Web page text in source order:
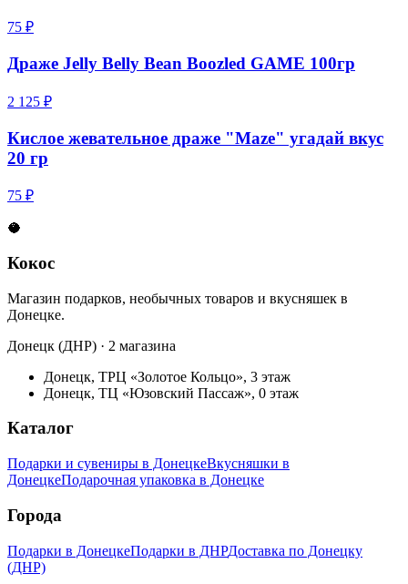
75 ₽
Драже Jelly Belly Bean Boozled GAME 100гр
2 125 ₽
Кислое жевательное драже "Maze" угадай вкус
20 гр
75 ₽
🥥
Кокос
Магазин подарков, необычных товаров и вкусняшек в
Донецке.
Донецк (ДНР) · 2 магазина
Донецк, ТРЦ «Золотое Кольцо», 3 этаж
Донецк, ТЦ «Юзовский Пассаж», 0 этаж
Каталог
Подарки и сувениры в ДонецкеВкусняшки в
ДонецкеПодарочная упаковка в Донецке
Города
Подарки в ДонецкеПодарки в ДНРДоставка по Донецку
(ДНР)